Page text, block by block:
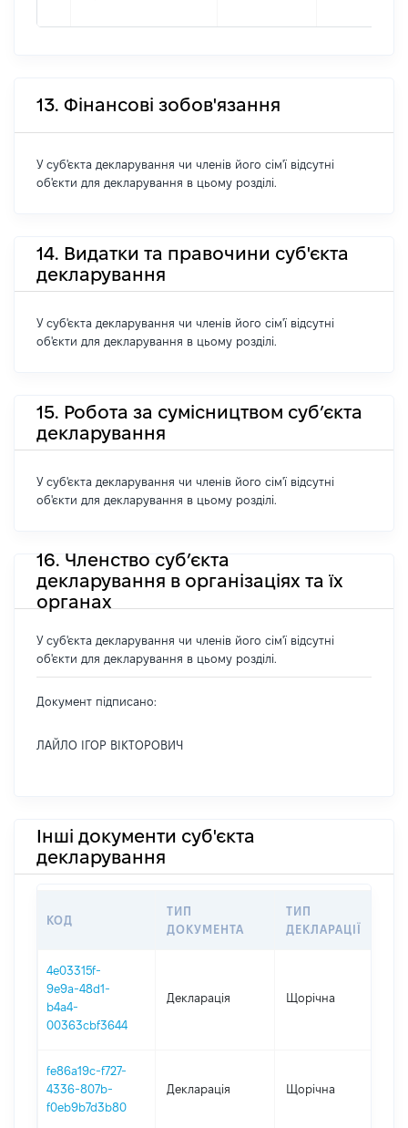
13. Фінансові зобов'язання
У суб'єкта декларування чи членів його сім'ї відсутні
об'єкти для декларування в цьому розділі.
14. Видатки та правочини суб'єкта
декларування
У суб'єкта декларування чи членів його сім'ї відсутні
об'єкти для декларування в цьому розділі.
15. Робота за сумісництвом суб’єкта
декларування
У суб'єкта декларування чи членів його сім'ї відсутні
об'єкти для декларування в цьому розділі.
16. Членство суб’єкта
декларування в організаціях та їх
органах
У суб'єкта декларування чи членів його сім'ї відсутні
об'єкти для декларування в цьому розділі.
Документ підписано:
ЛАЙЛО ІГОР ВІКТОРОВИЧ
Інші документи суб'єкта
декларування
КОД
ТИП
ДОКУМЕНТА
ТИП
ДЕКЛАРАЦІЇ
4e03315f-
9e9a-48d1-
b4a4-
00363cbf3644
Декларація Щорічна
fe86a19c-f727-
4336-807b-
f0eb9b7d3b80
Декларація Щорічна